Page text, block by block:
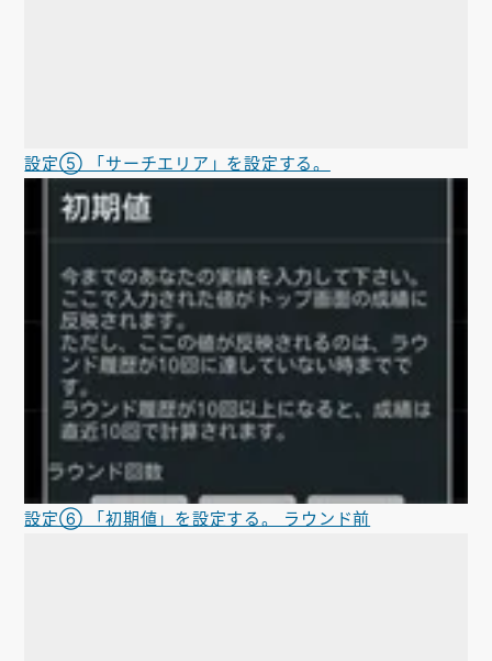
設定⑤ 「サーチエリア」を設定する。
設定⑥ 「初期値」を設定する。 ラウンド前